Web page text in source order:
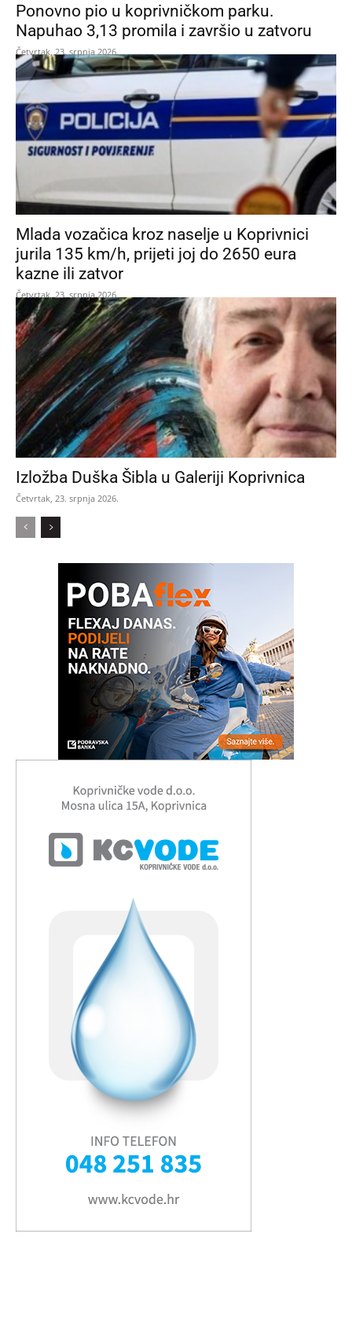
Ponovno pio u koprivničkom parku.
Napuhao 3,13 promila i završio u zatvoru
Četvrtak, 23. srpnja 2026.
Mlada vozačica kroz naselje u Koprivnici
jurila 135 km/h, prijeti joj do 2650 eura
kazne ili zatvor
Četvrtak, 23. srpnja 2026.
Izložba Duška Šibla u Galeriji Koprivnica
Četvrtak, 23. srpnja 2026.